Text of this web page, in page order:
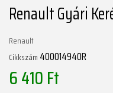
Renault Gyári
Renault
Cikkszám 400014940R
6 410 Ft